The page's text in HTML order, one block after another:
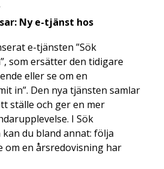
Ny e-tjänst hos
e-tjänsten ”Sök
som ersätter den tidigare
eller se om en
in”. Den nya tjänsten samlar
ställe och ger en mer
I Sök
du bland annat: följa
om en årsredovisning har